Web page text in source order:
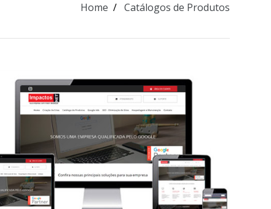
Home Catálogos de Produtos